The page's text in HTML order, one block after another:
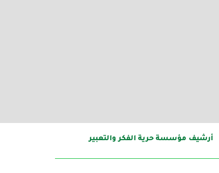
أرشيف مؤسسة حرية الفكر والتعبير